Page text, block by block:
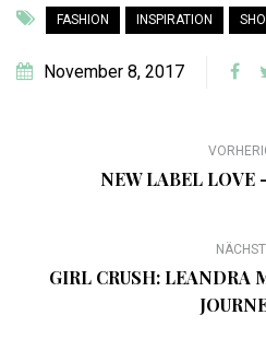
FASHION INSPIRATION
November 8, 2017
NEW LABEL LOVE
GIRL CRUSH: LEANDRA